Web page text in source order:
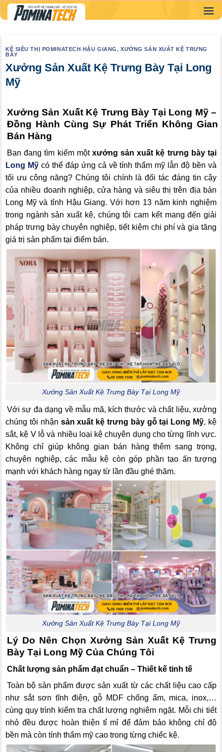
Skip
to
KỆ SIÊU THỊ POMINATECH HẬU GIANG,XƯỞNG SẢN XUẤT KỆ TRƯNG
BÀY
Xưởng Sản Xuất Kệ Trưng Bày Tại Long
Mỹ
Xưởng Sản Xuất Kệ Trưng Bày Tại Long Mỹ –
Đồng Hành Cùng Sự Phát Triển Không Gian
Bán Hàng
Bạn đang tìm kiếm một xưởng sản xuất kệ trưng bày tại
Long Mỹcó thể đáp ứng cả về tính thẩm mỹ lẫn độ bền và
tối ưu công năng? Chúng tôi chính là đối tác đáng tin cậy
của nhiều doanh nghiệp, cửa hàng và siêu thị trên địa bàn
Long Mỹ và tỉnh Hậu Giang. Với hơn 13 năm kinh nghiệm
trong ngành sản xuất kệ, chúng tôi cam kết mang đến giải
pháp trưng bày chuyên nghiệp, tiết kiệm chi phí và gia tăng
giá trị sản phẩm tại điểm bán.
Xưởng Sản Xuất Kệ Trưng Bày Tại Long Mỹ
Với sự đa dạng về mẫu mã, kích thước và chất liệu, xưởng
chúng tôi nhận sản xuất kệ trưng bày gỗ tại Long Mỹ, kệ
sắt, kệ V lỗ và nhiều loại kệ chuyên dụng cho từng lĩnh vực.
Không chỉ giúp không gian bán hàng thêm sang trọng,
chuyên nghiệp, các mẫu kệ còn góp phần tạo ấn tượng
mạnh với khách hàng ngay từ lần đầu ghé thăm.
Xưởng Sản Xuất Kệ Trưng Bày Tại Long Mỹ
Lý Do Nên Chọn Xưởng Sản Xuất Kệ Trưng
Bày Tại Long Mỹ Của Chúng Tôi
Chất lượng sản phẩm đạt chuẩn – Thiết kế tinh tế
Toàn bộ sản phẩm được sản xuất từ các chất liệu cao cấp
như sắt sơn tĩnh điện, gỗ MDF chống ẩm, mica, inox,…
cùng quy trình kiểm tra chất lượng nghiêm ngặt. Mỗi chi tiết
nhỏ đều được hoàn thiện tỉ mỉ để đảm bảo không chỉ độ
bền mà còn tính thẩm mỹ cao trong từng chiếc kệ.